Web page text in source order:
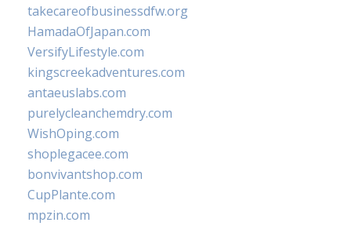
takecareofbusinessdfw.org
HamadaOfJapan.com
VersifyLifestyle.com
kingscreekadventures.com
antaeuslabs.com
purelycleanchemdry.com
WishOping.com
shoplegacee.com
bonvivantshop.com
CupPlante.com
mpzin.com